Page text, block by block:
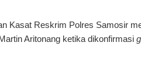
Kasat Reskrim Polres Samosir
Aritonang ketika dikonfirmasi